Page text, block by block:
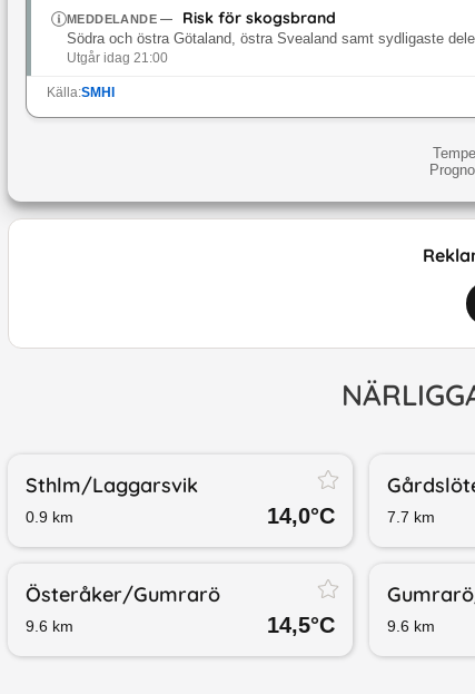
MEDDELANDE — Risk för skogsbrand
Södra och östra Götaland, östra Svealand samt sydligaste
Utgår idag 21:00
Källa:SMHI
Sthlm/​Laggarsvik
0.9 km 14,0°C 7.7 km
Österåker/​Gumrarö
9.6 km 14,5°C 9.6 km